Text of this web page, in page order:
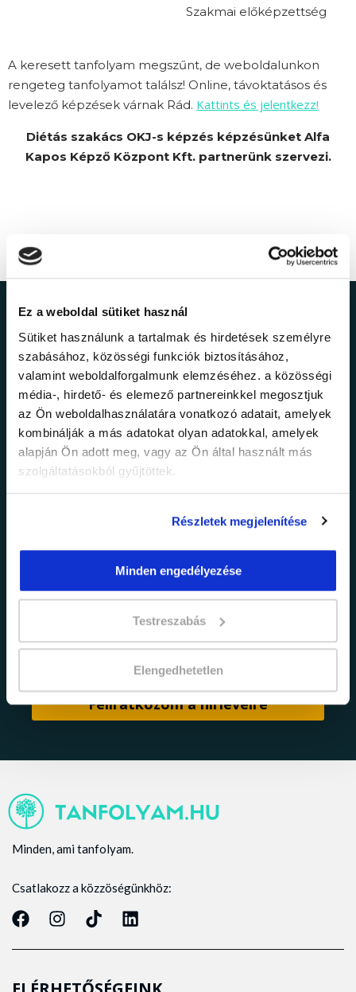
Ez a weboldal sütiket használ
Sütiket használunk a tartalmak és hirdetések személyre
szabásához, közösségi funkciók biztosításához,
valamint weboldalforgalmunk elemzéséhez. a közösségi
média-, hirdető- és elemező partnereinkkel megosztjuk
az Ön weboldalhasználatára vonatkozó adatait, amelyek
kombinálják a más adatokat olyan adatokkal, amelyek
alapján Ön adott meg, vagy az Ön által használt más
szolgáltatásokból gyűjtöttek.
Részletek megjelenítése
Minden engedélyezése
Testreszabás
Elengedhetetlen
Szakmai előképzettség
A keresett tanfolyam megszűnt, de weboldalunkon
rengeteg tanfolyamot találsz! Online, távoktatásos és
levelező képzések várnak Rád. Kattints és jelentkezz!
Diétás szakács OKJ-s képzés képzésünket Alfa
Kapos Képző Központ Kft. partnerünk szervezi.
Ne maradj le a
legfrissebb
információkról!
Értesülj elsőként legújabb tanfolyamainkról,
legfrissebb híreinkről és időszakos
Elfogadom azadatkezelési tájékoztatóban
foglaltakat.
Minden, ami tanfolyam.
Csatlakozz a közzöségünkhöz: